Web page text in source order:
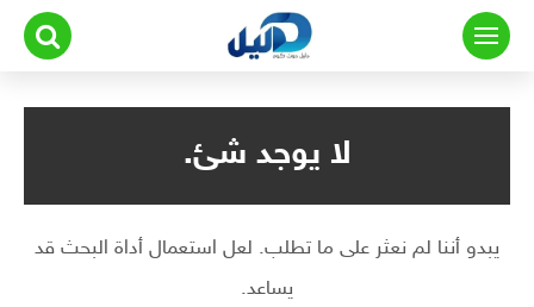
التجاوز
المحتوى
لا يوجد شئ.
يبدو أننا لم نعثر على ما تطلب. لعل استعمال أداة البحث قد
يساعد.